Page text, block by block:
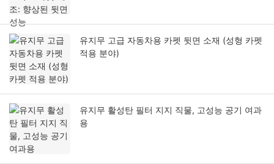
유지무 고급 자동차용 카펫 뒷면 소재 (성형 카펫
적용 분야)
유지무 활성탄 필터 지지 직물, 고성능 공기 여과
용